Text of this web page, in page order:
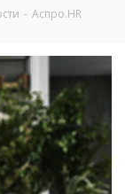
- Аспро.HR